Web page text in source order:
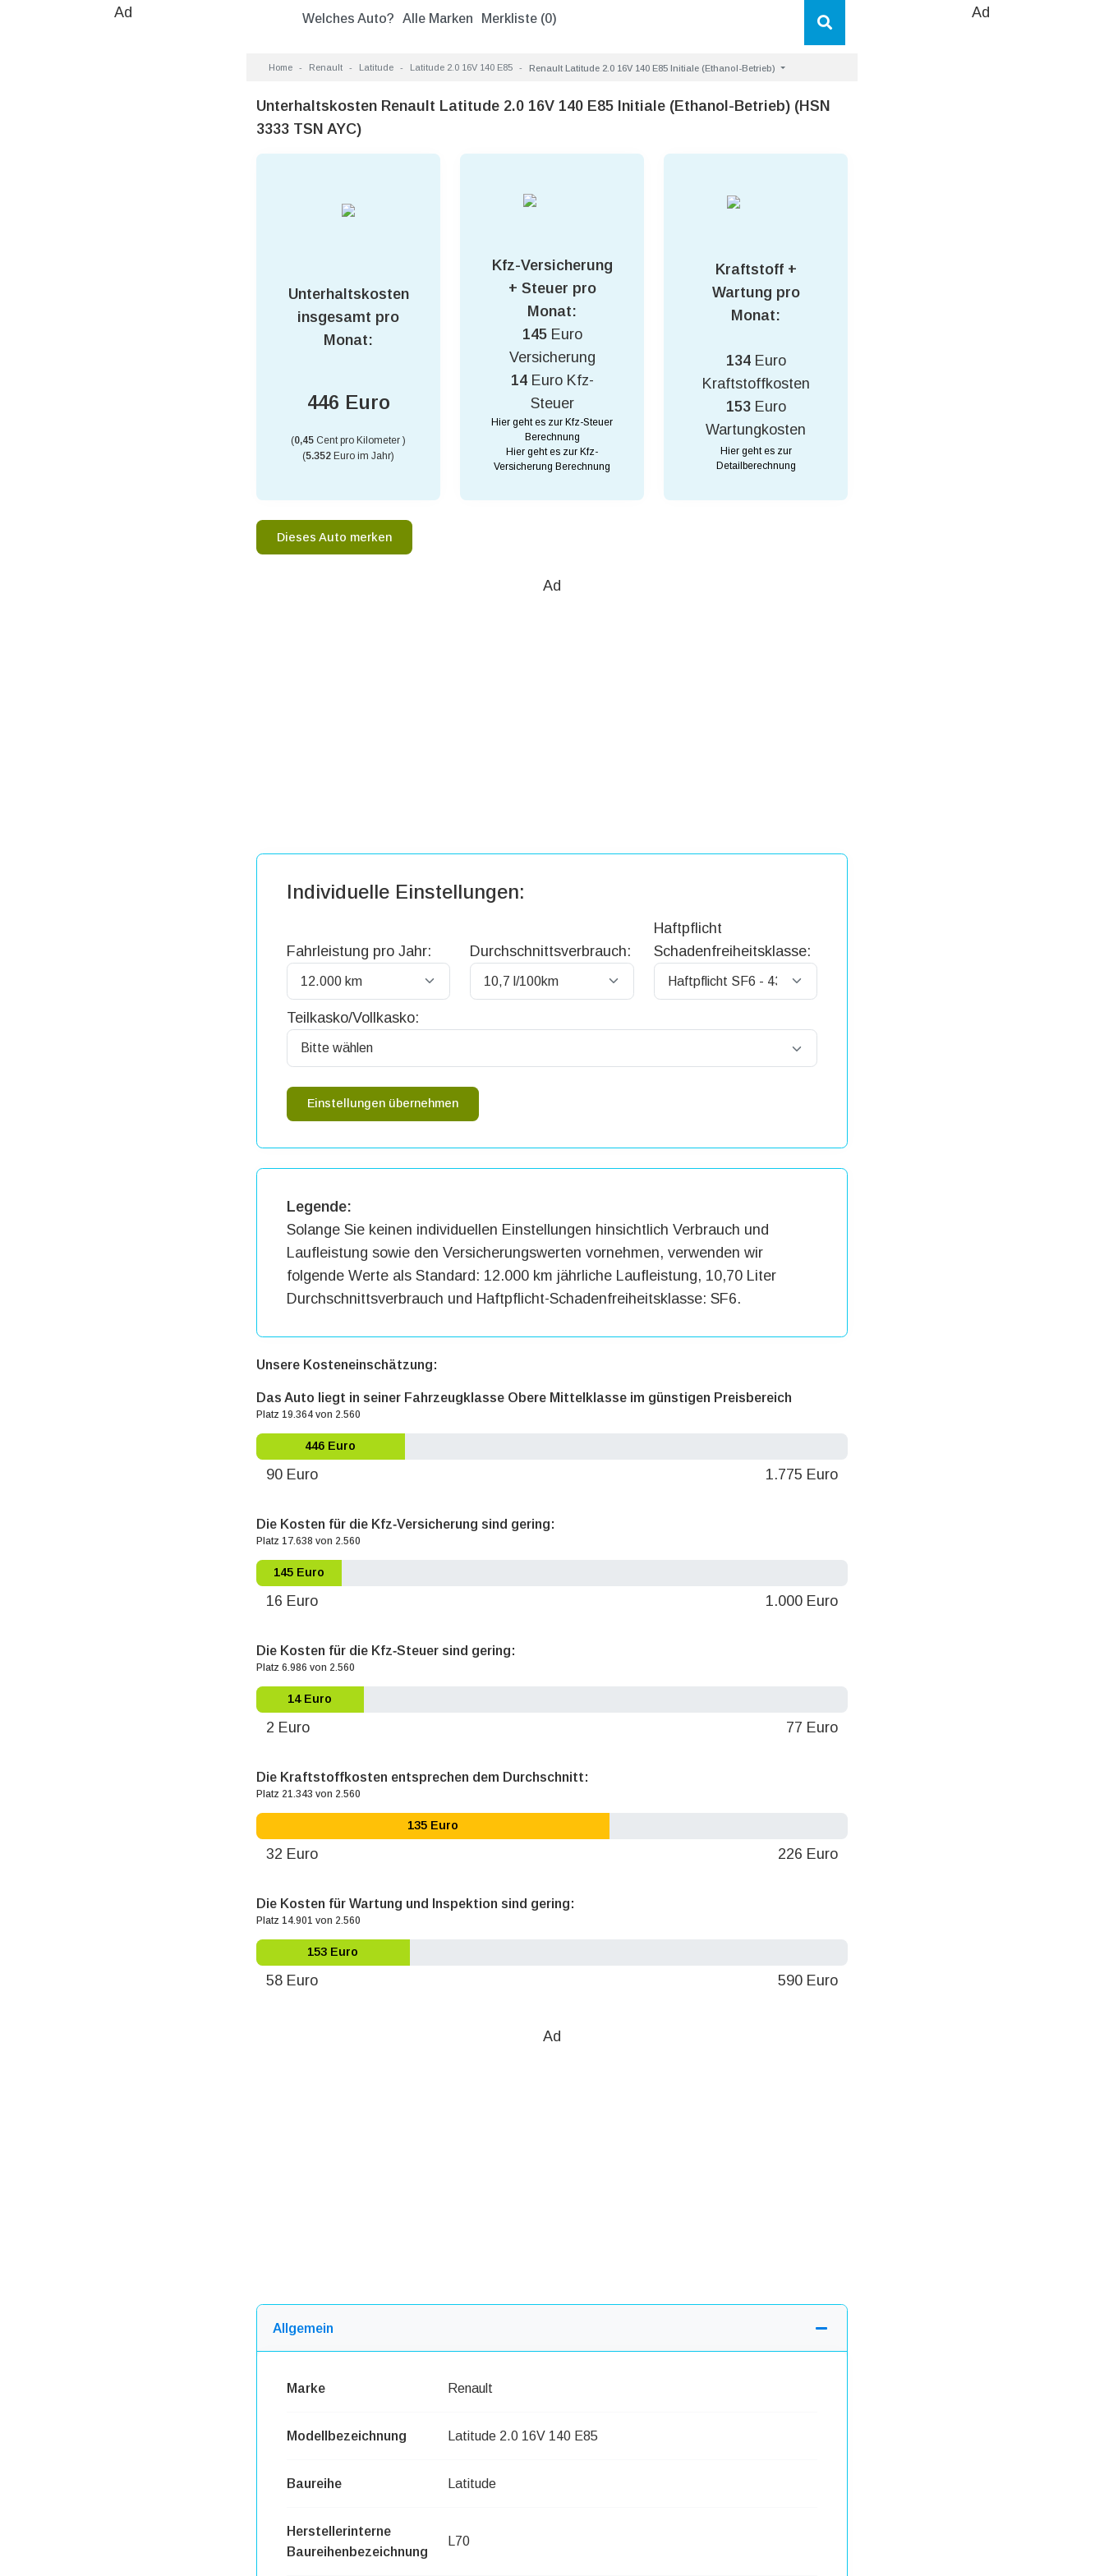
Welches Auto? Alle Marken Merkliste (0)
Ad Ad
Home Renault Latitude Latitude 2.0 16V 140 E85 Renault Latitude 2.0 16V 140 E85 Initiale (Ethanol-Betrieb)
Unterhaltskosten Renault Latitude 2.0 16V 140 E85 Initiale (Ethanol-Betrieb) (HSN
3333 TSN AYC)
Unterhaltskosten
insgesamt pro
Monat:
446 Euro
(0,45 Cent pro Kilometer )
(5.352 Euro im Jahr)
Kfz-Versicherung
+ Steuer pro
Monat:
145 Euro
Versicherung
14 Euro Kfz-
Steuer
Hier geht es zur Kfz-Steuer
Berechnung
Hier geht es zur Kfz-
Versicherung Berechnung
Kraftstoff +
Wartung pro
Monat:
134 Euro
Kraftstoffkosten
153 Euro
Wartungkosten
Hier geht es zur
Detailberechnung
Dieses Auto merken
Ad
Individuelle Einstellungen:
Fahrleistung pro Jahr: Durchschnittsverbrauch:
Haftpflicht
Schadenfreiheitsklasse:
Teilkasko/Vollkasko:
Einstellungen übernehmen
Legende:
Solange Sie keinen individuellen Einstellungen hinsichtlich Verbrauch und
Laufleistung sowie den Versicherungswerten vornehmen, verwenden wir
folgende Werte als Standard: 12.000 km jährliche Laufleistung, 10,70 Liter
Durchschnittsverbrauch und Haftpflicht-Schadenfreiheitsklasse: SF6.
Unsere Kosteneinschätzung:
Das Auto liegt in seiner Fahrzeugklasse Obere Mittelklasse im günstigen Preisbereich
Platz 19.364 von 2.560
446 Euro
90 Euro 1.775 Euro
Die Kosten für die Kfz‐Versicherung sind gering:
Platz 17.638 von 2.560
145 Euro
16 Euro 1.000 Euro
Die Kosten für die Kfz‐Steuer sind gering:
Platz 6.986 von 2.560
14 Euro
2 Euro 77 Euro
Die Kraftstoffkosten entsprechen dem Durchschnitt:
Platz 21.343 von 2.560
135 Euro
32 Euro 226 Euro
Die Kosten für Wartung und Inspektion sind gering:
Platz 14.901 von 2.560
153 Euro
58 Euro 590 Euro
Ad
Allgemein
Marke Renault
Modellbezeichnung Latitude 2.0 16V 140 E85
Baureihe Latitude
Herstellerinterne
Baureihenbezeichnung
L70